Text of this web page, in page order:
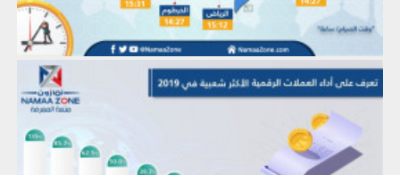
إنفوجرافيك: أداء العملات الرقمية الأكثر شعبية